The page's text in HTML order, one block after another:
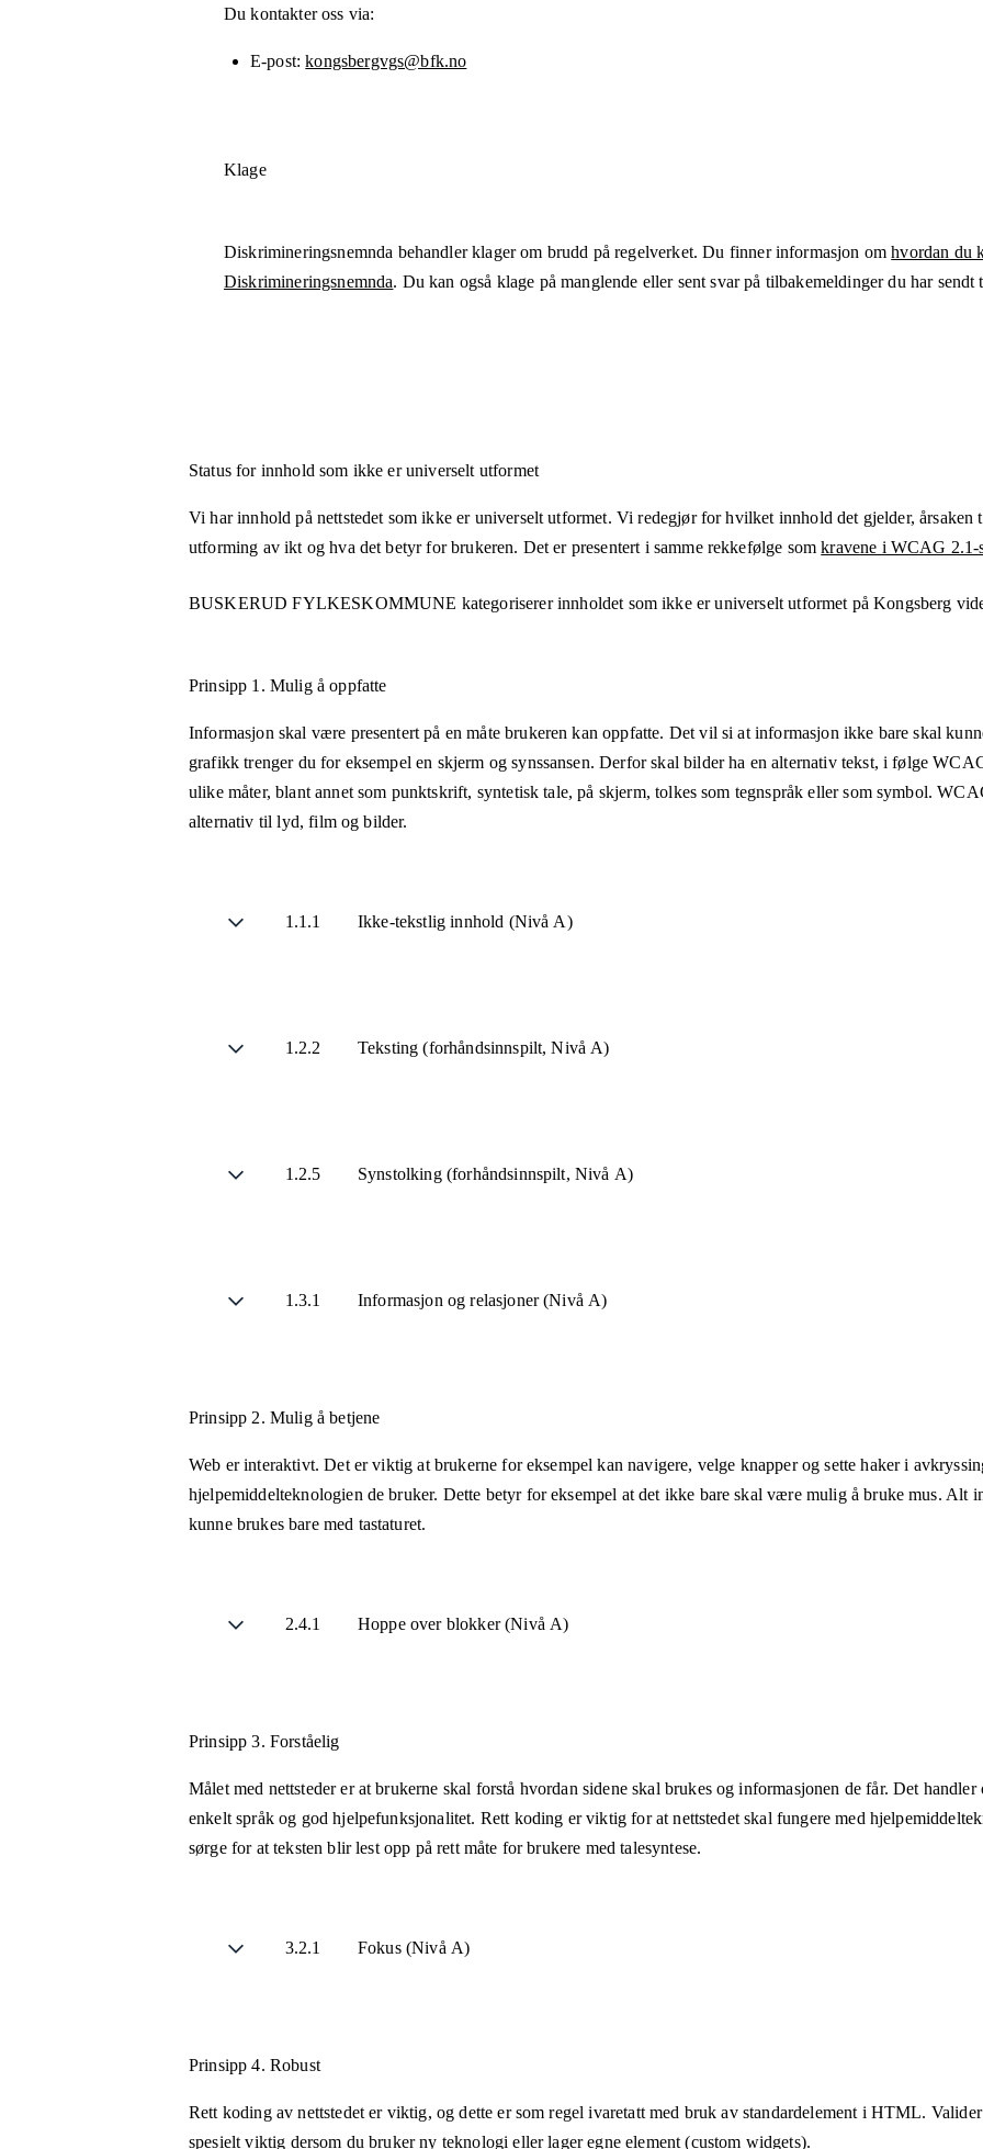
Du kontakter oss via:
E-post kongsbergvgs@bfk.no
Klage
Diskrimineringsnemnda behandler klager om brudd på regelverket. Du finner informasjon omhvordan du
Diskrimineringsnemnda. Du kan også klage på manglende eller sent svar på tilbakemeldinger du har sendt
Status for innhold som ikke er universelt utformet
Vi har innhold på nettstedet som ikke er universelt utformet. Vi redegjør for hvilket innhold det gjelder,
utforming av ikt og hva det betyr for brukeren. Det er presentert i samme rekkefølge somkravene i WCAG 2.1-
BUSKERUD FYLKESKOMMUNE kategoriserer innholdet som ikke er universelt utformet påKongsberg
Prinsipp 1. Mulig å oppfatte
Informasjon skal være presentert på en måte brukeren kan oppfatte. Det vil si at informasjon ikke bare skal
grafikk trenger du for eksempel en skjerm og synssansen. Derfor skal bilder ha en alternativ tekst, i følge
ulike måter, blant annet som punktskrift, syntetisk tale, på skjerm, tolkes som tegnspråk eller som symbol.
alternativ til lyd, film og bilder.
1.1.1 Ikke-tekstlig innhold (Nivå A)
1.2.2 Teksting (forhåndsinnspilt, Nivå A)
1.2.5 Synstolking (forhåndsinnspilt, Nivå A)
1.3.1 Informasjon og relasjoner (Nivå A)
Prinsipp 2. Mulig å betjene
Web er interaktivt. Det er viktig at brukerne for eksempel kan navigere, velge knapper og sette haker i
hjelpemiddelteknologien de bruker. Dette betyr for eksempel at det ikke bare skal være mulig å bruke mus. Alt
kunne brukes bare med tastaturet.
2.4.1 Hoppe over blokker (Nivå A)
Prinsipp 3. Forståelig
Målet med nettsteder er at brukerne skal forstå hvordan sidene skal brukes og informasjonen de får. Det
enkelt språk og god hjelpefunksjonalitet. Rett koding er viktig for at nettstedet skal fungere med
sørge for at teksten blir lest opp på rett måte for brukere med talesyntese.
3.2.1 Fokus (Nivå A)
Prinsipp 4. Robust
Rett koding av nettstedet er viktig, og dette er som regel ivaretatt med bruk av standardelement i HTML.
spesielt viktig dersom du bruker ny teknologi eller lager egne element (custom widgets).